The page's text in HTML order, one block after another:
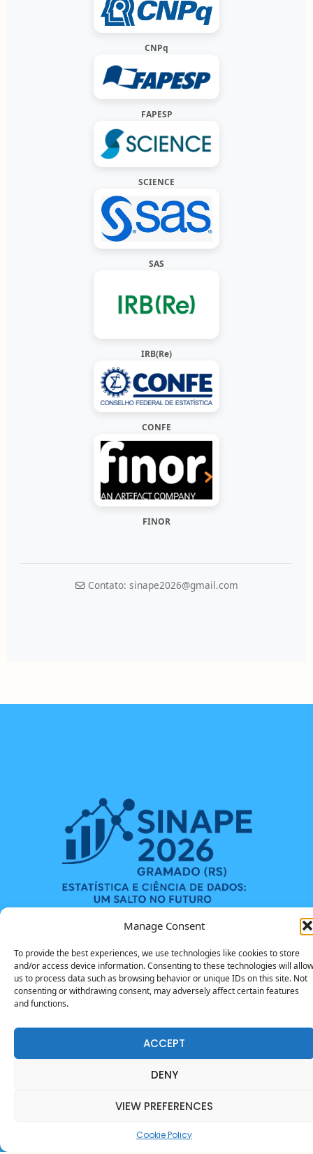
Manage Consent
To provide the best experiences, we use technologies like cookies to store
and/or access device information. Consenting to these technologies will allow
us to process data such as browsing behavior or unique IDs on this site. Not
consenting or withdrawing consent, may adversely affect certain features
and functions.
ACCEPT
DENY
VIEW PREFERENCES
Cookie Policy
CNPq
FAPESP
SCIENCE
SAS
IRB(Re)
CONFE
FINOR
Contato: sinape2026@gmail.com
26º SIMPÓSIO NACIONAL DE PROBABILIDADE E
. All Rights Reserved Copyright